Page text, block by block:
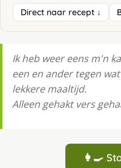
Direct naar recept ↓
Ik heb weer eens m'n
een en ander tegen
lekkere maaltijd.
Alleen gehakt vers
👩‍🍳